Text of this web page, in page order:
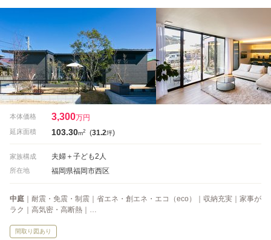
本体価格 3,300万円
延床面積 103.30m2 (31.2坪)
家族構成 夫婦＋子ども2人
所在地 福岡県福岡市西区
中庭 ｜耐震・免震・制震｜省エネ・創エネ・エコ（eco）｜収納充実｜家事が
ラク｜高気密・高断熱｜…
間取り図あり